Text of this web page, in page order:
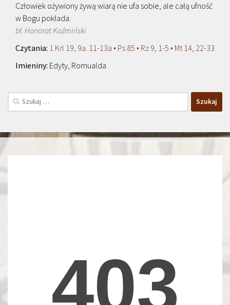
Człowiek ożywiony żywą wiarą nie ufa sobie, ale całą ufność
w Bogu pokłada.
bł. Honorat Koźmiński
1 Krl 19, 9a. 11-13a • Ps 85 • Rz 9, 1-5 • Mt 14, 22-33
Edyty, Romualda
Szukaj: